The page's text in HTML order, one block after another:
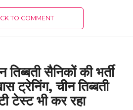
TO COMMENT
सैनिकों की भर्ती
ट्रेनिंग, चीन तिब्बती
टेस्ट भी कर रहा